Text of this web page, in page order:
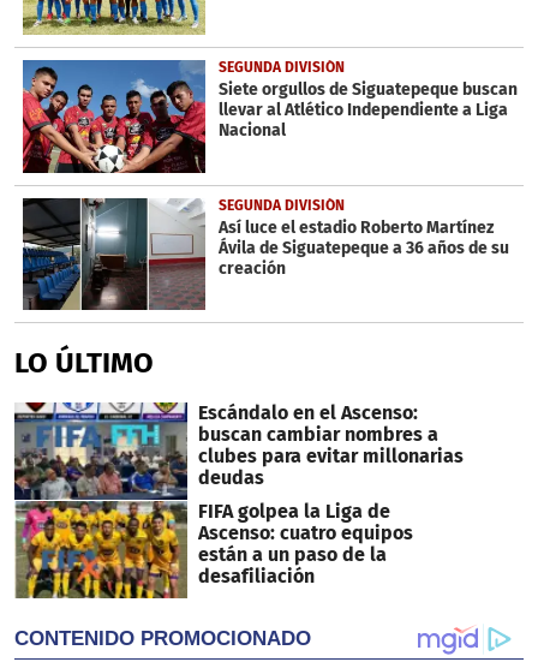
SEGUNDA DIVISIÓN
Siete orgullos de Siguatepeque buscan
llevar al Atlético Independiente a Liga
Nacional
SEGUNDA DIVISIÓN
Así luce el estadio Roberto Martínez
Ávila de Siguatepeque a 36 años de su
creación
LO ÚLTIMO
Escándalo en el Ascenso:
buscan cambiar nombres a
clubes para evitar millonarias
deudas
FIFA golpea la Liga de
Ascenso: cuatro equipos
están a un paso de la
desafiliación